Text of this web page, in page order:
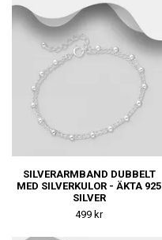
SILVERARMBAND DUBBELT
MED SILVERKULOR - ÄKTA 925
SILVER
499 kr